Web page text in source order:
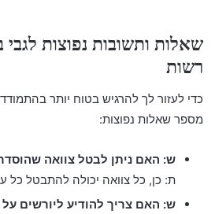
שאלות ותשובות נפוצות לגבי
רשות
כדי לעזור לך להרגיש בטוח יותר
מספר שאלות נפוצות:
ש: האם ניתן לבטל צוואה
ת: כן, כל צוואה יכולה להתבטל כל
ש: האם צריך להודיע ליורשים על